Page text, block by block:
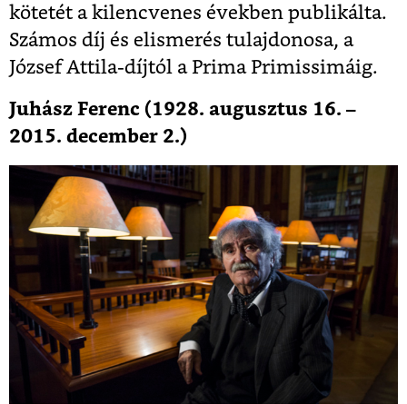
kötetét a kilencvenes években publikálta.
Számos díj és elismerés tulajdonosa, a
József Attila-díjtól a Prima Primissimáig.
Juhász Ferenc (1928. augusztus 16. –
2015. december 2.)